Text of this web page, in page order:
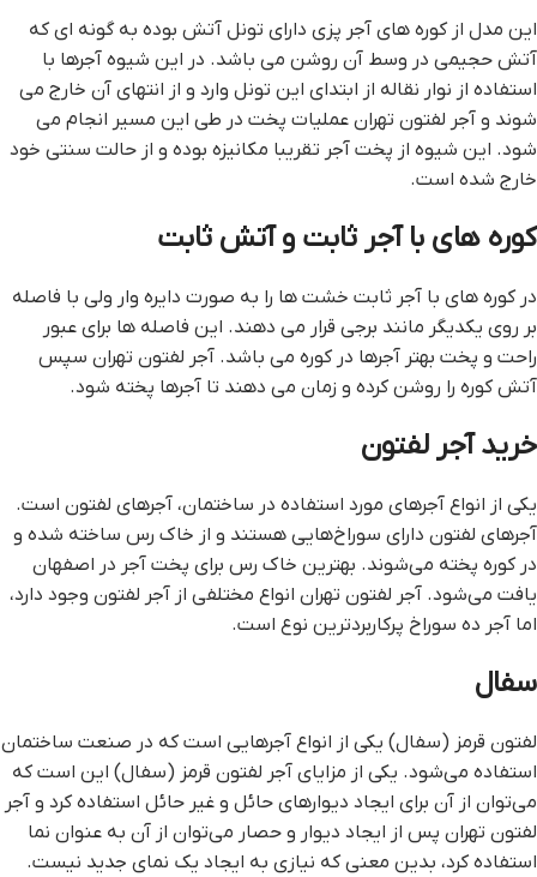
این مدل از کوره های آجر پزی دارای تونل آتش بوده به گونه ای که
آتش حجیمی در وسط آن روشن می باشد. در این شیوه آجرها با
استفاده از نوار نقاله از ابتدای این تونل وارد و از انتهای آن خارج می
شوند و آجر لفتون تهران عملیات پخت در طی این مسیر انجام می
شود. این شیوه از پخت آجر تقریبا مکانیزه بوده و از حالت سنتی خود
خارج شده است.
کوره های با آجر ثابت و آتش ثابت
در کوره های با آجر ثابت خشت ها را به صورت دایره وار ولی با فاصله
بر روی یکدیگر مانند برجی قرار می دهند. این فاصله ها برای عبور
راحت و پخت بهتر آجرها در کوره می باشد. آجر لفتون تهران سپس
آتش کوره را روشن کرده و زمان می دهند تا آجرها پخته شود.
خرید آجر لفتون
یکی از انواع آجرهای مورد استفاده در ساختمان، آجرهای لفتون است.
آجرهای لفتون دارای سوراخ‌هایی هستند و از خاک رس ساخته شده و
در کوره پخته می‌شوند. بهترین خاک رس برای پخت آجر در اصفهان
یافت می‌شود. آجر لفتون تهران انواع مختلفی از آجر لفتون وجود دارد،
اما آجر ده سوراخ پرکاربردترین نوع است.
سفال
لفتون قرمز (سفال) یکی از انواع آجرهایی است که در صنعت ساختمان
استفاده می‌شود. یکی از مزایای آجر لفتون قرمز (سفال) این است که
می‌توان از آن برای ایجاد دیوارهای حائل و غیر حائل استفاده کرد و آجر
لفتون تهران پس از ایجاد دیوار و حصار می‌توان از آن به عنوان نما
استفاده کرد، بدین معنی که نیازی به ایجاد یک نمای جدید نیست.